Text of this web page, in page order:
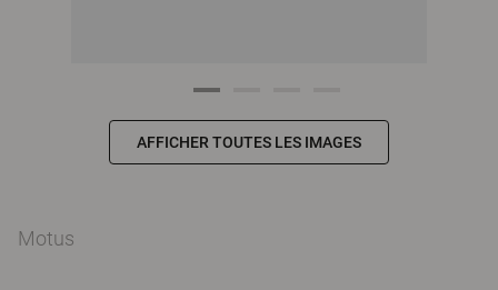
AFFICHER TOUTES LES IMAGES
Motus